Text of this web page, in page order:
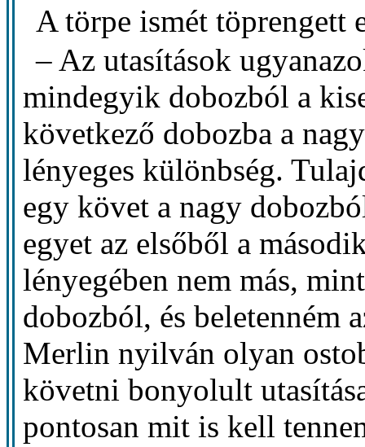
A törpe ismét töprengett
– Az utasítások
mindegyik dobozból a
következő dobozba a
lényeges különbség.
egy követ a nagy
egyet az elsőből a
lényegében nem más,
dobozból, és beletenném
Merlin nyilván olyan
követni bonyolult
pontosan mit is kell